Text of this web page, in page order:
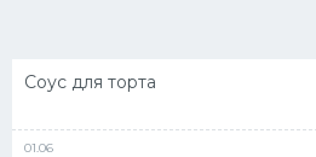
Соус для торта
01.06